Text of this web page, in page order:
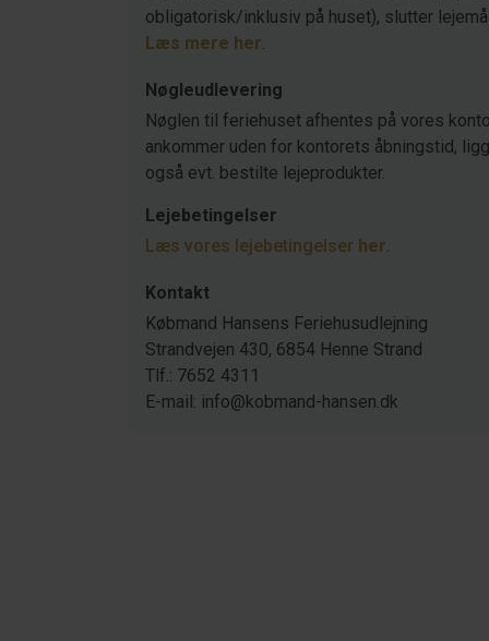
obligatorisk/inklusiv på huset), slutter
Læs mere her.
Nøgleudlevering
Nøglen til feriehuset afhentes på vores
ankommer uden for kontorets åbningstid,
også evt. bestilte lejeprodukter.
Lejebetingelser
Læs vores lejebetingelser her.
Kontakt
Købmand Hansens Feriehusudlejning
Strandvejen 430, 6854 Henne Strand
Tlf.: 7652 4311
E-mail: info@kobmand-hansen.dk